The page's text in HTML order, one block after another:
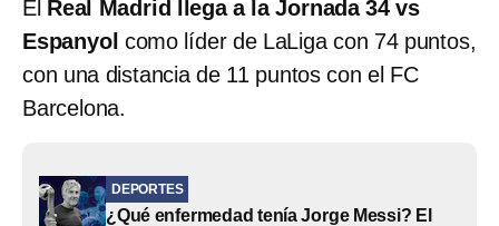
El Real Madrid llega a la Jornada 34 vs
Espanyol como líder de LaLiga con 74 puntos,
con una distancia de 11 puntos con el FC
Barcelona.
DEPORTES
¿Qué enfermedad tenía Jorge Messi? El